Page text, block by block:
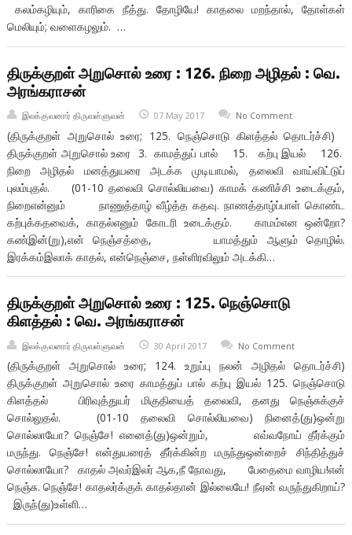
கலம்கழியும், காரிகை நீத்து. தோழியே! காதலை மறந்தால், தோள்கள்
மெலியும்; வளைகழலும். …
திருக்குறள் அறுசொல் உரை : 126. நிறை அழிதல் : வெ.
அரங்கராசன்
இலக்குவனார் திருவள்ளுவன் 07 May 2017 No Comment
(திருக்குறள் அறுசொல் உரை; 125. நெஞ்சொடு கிளத்தல் தொடர்ச்சி)
திருக்குறள் அறுசொல் உரை 3. காமத்துப் பால் 15. கற்பு இயல் 126.
நிறை அழிதல் மனத்துயரை அடக்க முடியாமல், தலைவி வாய்விட்டுப்
புலம்புதல். (01-10 தலைவி சொல்லியவை) காமக் கணிச்சி உடைக்கும்,
நிறைஎன்னும் நாணுத்தாழ் வீழ்த்த கதவு. நாணத்தாழ்ப்பாள் கொண்ட
கற்புக்கதவைக், காதல்எனும் கோடரி உடைக்கும். காமம்என ஒன்றோ?
கண்இன்(று),என் நெஞ்சத்தை, யாமத்தும் ஆளும் தொழில்.
இரக்கம்இலாக் காதல், என்நெஞ்சை, நள்ளிரவிலும் அடக்கி…
திருக்குறள் அறுசொல் உரை : 125. நெஞ்சொடு
கிளத்தல் : வெ. அரங்கராசன்
இலக்குவனார் திருவள்ளுவன் 30 April 2017 No Comment
(திருக்குறள் அறுசொல் உரை; 124. உறுப்பு நலன் அழிதல் தொடர்ச்சி)
திருக்குறள் அறுசொல் உரை காமத்துப் பால் கற்பு இயல் 125. நெஞ்சொடு
கிளத்தல் பிரிவுத்துயர் மிகுதியைத் தலைவி, தனது நெஞ்சுக்குச்
சொல்லுதல். (01-10 தலைவி சொல்லியவை) நினைத்(து)ஒன்று
சொல்லாயோ? நெஞ்சே! எனைத்(து)ஒன்றும், எவ்வநோய் தீர்க்கும்
மருந்து. நெஞ்சே! என்துயரைத் தீர்க்கின்ற மருந்துஒன்றைச் சிந்தித்துச்
சொல்லாயோ? காதல் அவர்இலர் ஆக,நீ நோவது, பேதைமை வாழிய!என்
நெஞ்சு. நெஞ்சே! காதலர்க்குக் காதல்தான் இல்லையே! நீஏன் வருந்துகிறாய்?
இருந்(து)உள்ளி…